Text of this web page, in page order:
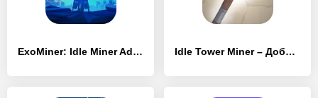
ExoMiner: Idle Miner Adventure Idle Tower Miner – Добывай и строй